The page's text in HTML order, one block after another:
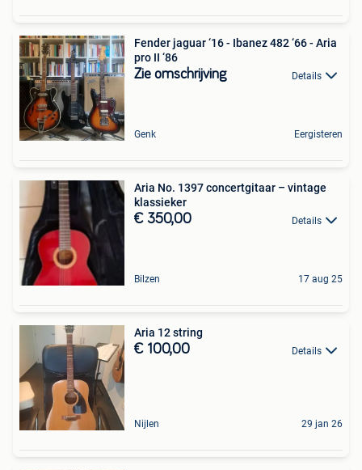
Fender jaguar ‘16 - Ibanez 482 ‘66 - Aria
pro II ‘86
Zie omschrijving Details
Genk Eergisteren
Aria No. 1397 concertgitaar – vintage
klassieker
€ 350,00 Details
Bilzen 17 aug 25
Aria 12 string
€ 100,00 Details
Nijlen 29 jan 26